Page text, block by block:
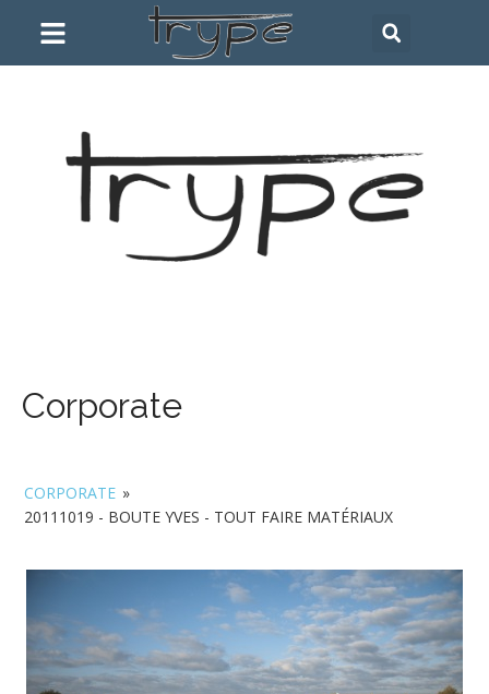
Corporate
CORPORATE »
20111019 - BOUTE YVES - TOUT FAIRE MATÉRIAUX